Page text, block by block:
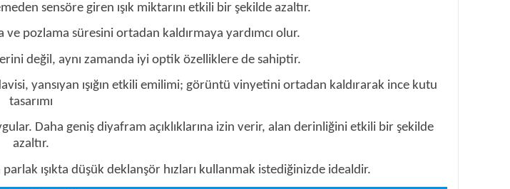
sensöre giren ışık miktarını etkili bir şekilde azaltır.
pozlama süresini ortadan kaldırmaya yardımcı olur.
değil, aynı zamanda iyi optik özelliklere de sahiptir.
yansıyan ışığın etkili emilimi; görüntü vinyetini ortadan kaldırarak ince kutu
tasarımı
Daha geniş diyafram açıklıklarına izin verir, alan derinliğini etkili bir şekilde
azaltır.
ışıkta düşük deklanşör hızları kullanmak istediğinizde idealdir.